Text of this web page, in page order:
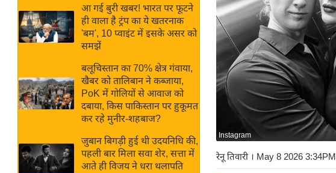
Hindi
Hindi
Hindi
Videos
राय
बजट
क्रिकेट
IPL
2026
ई-पेपर
मिसाल बेमिसाल
आ गई बुरी खबर! भारत पर फूटने
ही वाला है ट्रंप का ये खतरनाक
'बम', 10 प्वाइंट में इसके असर को
समझें
बलूचिस्तान का 70% क्षेत्र गंवाया,
खैबर को तालिबान ने कब्जाया,
PoK में गोलियों से आवाज को
दबाया, किस पाकिस्तान पर हुकूमत
कर रहे मुनीर-शहबाज?
जुबान बिगड़ी हुई थी उदयनिधि की,
पहली बार मिला सवा शेर, सत्ता में
आते ही विजय ने धरा थलापति
Instagram
रेनू तिवारी । May 8 2026 3:34PM